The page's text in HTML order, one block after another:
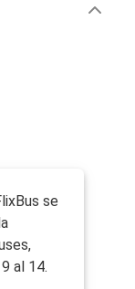
se
al 14.